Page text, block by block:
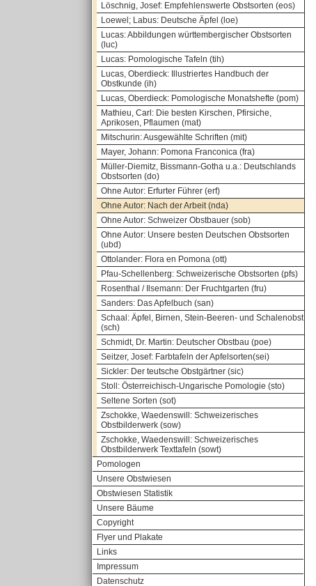
Löschnig, Josef: Empfehlenswerte Obstsorten (eos)
Loewel; Labus: Deutsche Äpfel (loe)
Lucas: Abbildungen württembergischer Obstsorten
(luc)
Lucas: Pomologische Tafeln (tih)
Lucas, Oberdieck: Illustriertes Handbuch der
Obstkunde (ih)
Lucas, Oberdieck: Pomologische Monatshefte (pom)
Mathieu, Carl: Die besten Kirschen, Pfirsiche,
Aprikosen, Pflaumen (mat)
Mitschurin: Ausgewählte Schriften (mit)
Mayer, Johann: Pomona Franconica (fra)
Müller-Diemitz, Bissmann-Gotha u.a.: Deutschlands
Obstsorten (do)
Ohne Autor: Erfurter Führer (erf)
Ohne Autor: Nach der Arbeit (nda)
Ohne Autor: Schweizer Obstbauer (sob)
Ohne Autor: Unsere besten Deutschen Obstsorten
(ubd)
Ottolander: Flora en Pomona (ott)
Pfau-Schellenberg: Schweizerische Obstsorten (pfs)
Rosenthal / Ilsemann: Der Fruchtgarten (fru)
Sanders: Das Apfelbuch (san)
Schaal: Äpfel, Birnen, Stein-Beeren- und Schalenobst
(sch)
Schmidt, Dr. Martin: Deutscher Obstbau (poe)
Seitzer, Josef: Farbtafeln der Apfelsorten(sei)
Sickler: Der teutsche Obstgärtner (sic)
Stoll: Österreichisch-Ungarische Pomologie (sto)
Seltene Sorten (sot)
Zschokke, Waedenswill: Schweizerisches
Obstbilderwerk (sow)
Zschokke, Waedenswill: Schweizerisches
Obstbilderwerk Texttafeln (sowt)
Pomologen
Unsere Obstwiesen
Obstwiesen Statistik
Unsere Bäume
Copyright
Flyer und Plakate
Links
Impressum
Datenschutz